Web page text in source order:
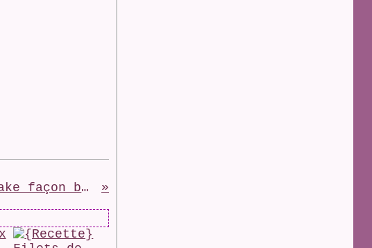
{Tour #130} Cake façon bounty